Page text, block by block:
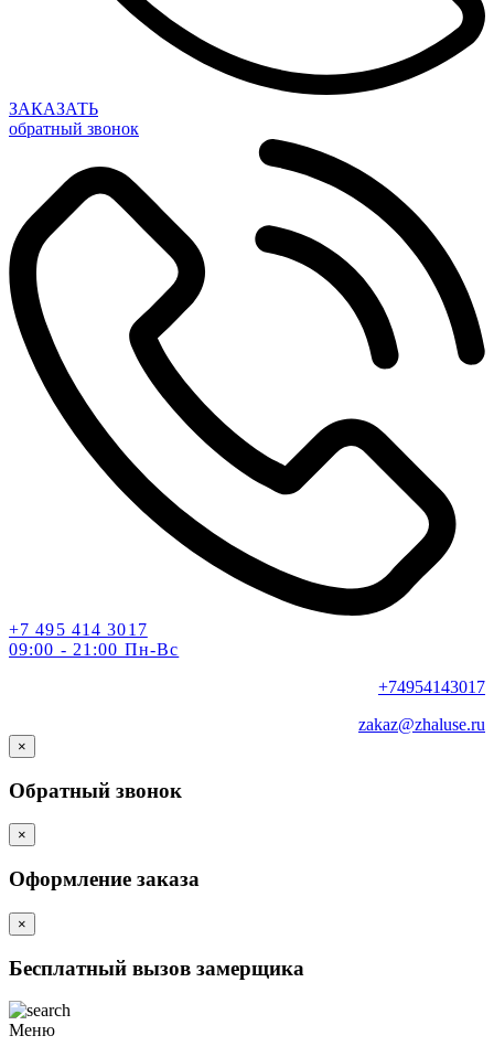
ЗАКАЗАТЬ
обратный звонок
+7 495 414 3017
09:00 - 21:00 Пн-Вс
+74954143017
zakaz@zhaluse.ru
×
Обратный звонок
×
Оформление заказа
×
Бесплатный вызов замерщика
Меню